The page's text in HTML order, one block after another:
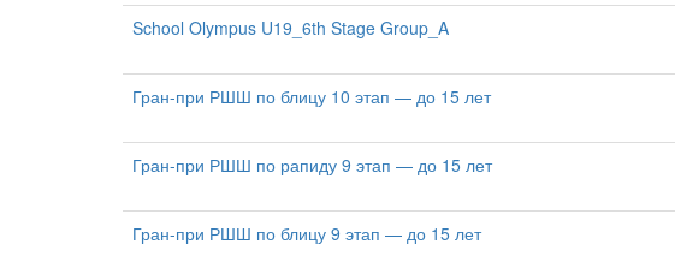
School Olympus U19_6th Stage Group_A
Гран-при РШШ по блицу 10 этап — до 15 лет
Гран-при РШШ по рапиду 9 этап — до 15 лет
Гран-при РШШ по блицу 9 этап — до 15 лет